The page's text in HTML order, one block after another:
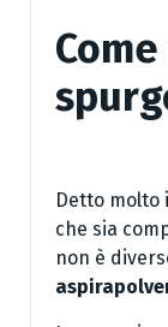
Detto molto
che sia
non è